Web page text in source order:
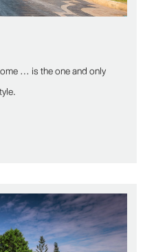
… is the one and only